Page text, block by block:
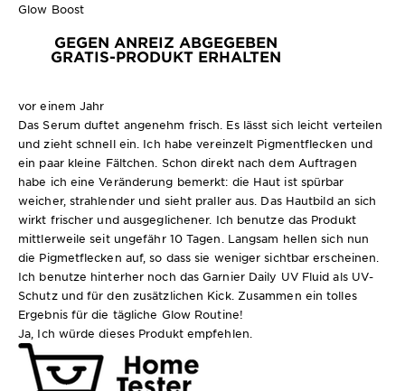
Glow Boost
GEGEN ANREIZ ABGEGEBEN
GRATIS-PRODUKT ERHALTEN
vor einem Jahr
Das Serum duftet angenehm frisch. Es lässt sich leicht verteilen
und zieht schnell ein. Ich habe vereinzelt Pigmentflecken und
ein paar kleine Fältchen. Schon direkt nach dem Auftragen
habe ich eine Veränderung bemerkt: die Haut ist spürbar
weicher, strahlender und sieht praller aus. Das Hautbild an sich
wirkt frischer und ausgeglichener. Ich benutze das Produkt
mittlerweile seit ungefähr 10 Tagen. Langsam hellen sich nun
die Pigmetflecken auf, so dass sie weniger sichtbar erscheinen.
Ich benutze hinterher noch das Garnier Daily UV Fluid als UV-
Schutz und für den zusätzlichen Kick. Zusammen ein tolles
Ergebnis für die tägliche Glow Routine!
Ja, Ich würde dieses Produkt empfehlen.